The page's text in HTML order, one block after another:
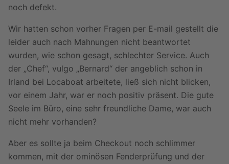
noch defekt.
Wir hatten schon vorher Fragen per E-mail gestellt die
leider auch nach Mahnungen nicht beantwortet
wurden, wie schon gesagt, schlechter Service. Auch
der „Chef“, vulgo „Bernard“ der angeblich schon in
Irland bei Locaboat arbeitete, ließ sich nicht blicken,
vor einem Jahr, war er noch positiv präsent. Die gute
Seele im Büro, eine sehr freundliche Dame, war auch
nicht mehr vorhanden?
Aber es sollte ja beim Checkout noch schlimmer
kommen, mit der ominösen Fenderprüfung und der